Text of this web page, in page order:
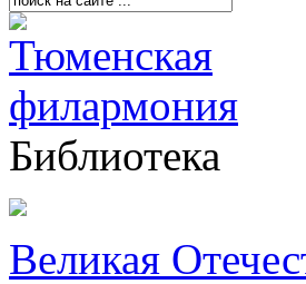
Библиотека
Великая